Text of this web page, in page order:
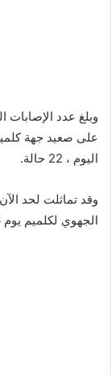
على صعيد جهة
اليوم ، 22 حالة.
وقد تماثلت لحد
الجهوي لكلميم يوم 16 أبريل الجاري .